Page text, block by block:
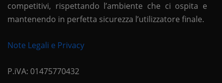
competitivi, rispettando l’ambiente che ci ospita e
mantenendo in perfetta sicurezza l’utilizzatore finale.
Note Legali e Privacy
P.iVA: 01475770432